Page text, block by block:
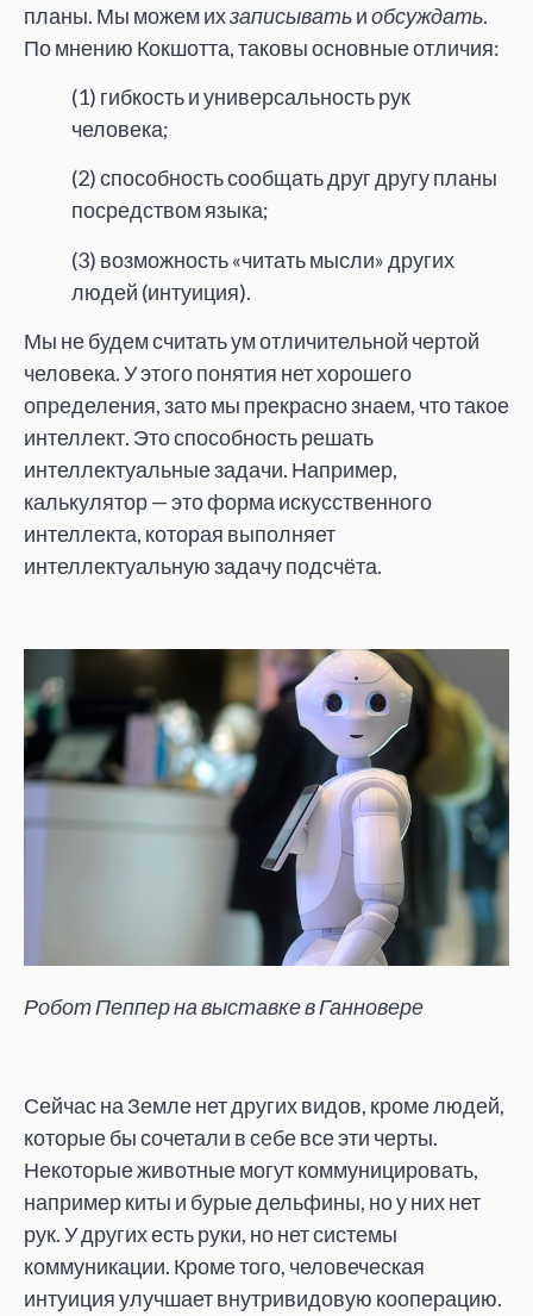
планы. Мы можем ихзаписыватьиобсуждать.
По мнению Кокшотта, таковы основные отличия:
(1) гибкость и универсальность рук
человека;
(2) способность сообщать друг другу планы
посредством языка;
(3) возможность «читать мысли» других
людей (интуиция).
Мы не будем считать ум отличительной чертой
человека. У этого понятия нет хорошего
определения, зато мы прекрасно знаем, что такое
интеллект. Это способность решать
интеллектуальные задачи. Например,
калькулятор — это форма искусственного
интеллекта, которая выполняет
интеллектуальную задачу подсчёта.
Робот Пеппер на выставке в Ганновере
Сейчас на Земле нет других видов, кроме людей,
которые бы сочетали в себе все эти черты.
Некоторые животные могут коммуницировать,
например киты и бурые дельфины, но у них нет
рук. У других есть руки, но нет системы
коммуникации. Кроме того, человеческая
интуиция улучшает внутривидовую кооперацию.